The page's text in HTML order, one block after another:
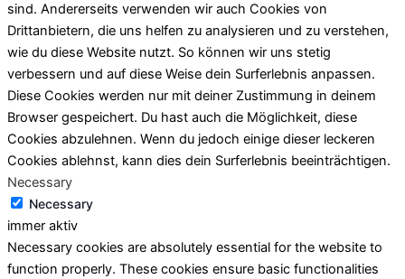
sind. Andererseits verwenden wir auch Cookies von
Drittanbietern, die uns helfen zu analysieren und zu verstehen,
wie du diese Website nutzt. So können wir uns stetig
verbessern und auf diese Weise dein Surferlebnis anpassen.
Diese Cookies werden nur mit deiner Zustimmung in deinem
Browser gespeichert. Du hast auch die Möglichkeit, diese
Cookies abzulehnen. Wenn du jedoch einige dieser leckeren
Cookies ablehnst, kann dies dein Surferlebnis beeinträchtigen.
Necessary
Necessary
immer aktiv
Necessary cookies are absolutely essential for the website to
function properly. These cookies ensure basic functionalities